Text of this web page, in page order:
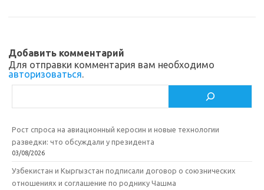
i
ь
Добавить комментарий
Для отправки комментария вам необходимо
авторизоваться.
Рост спроса на авиационный керосин и новые технологии
разведки: что обсуждали у президента
03/08/2026
Узбекистан и Кыргызстан подписали договор о союзнических
отношениях и соглашение по роднику Чашма